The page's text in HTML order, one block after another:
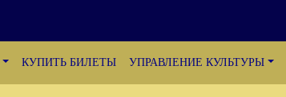
КУПИТЬ БИЛЕТЫ УПРАВЛЕНИЕ КУЛЬТУРЫ